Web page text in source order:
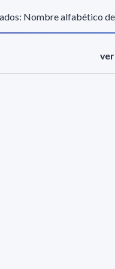
Nombre alfabético